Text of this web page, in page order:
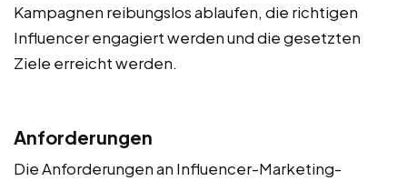
Kampagnen reibungslos ablaufen, die richtigen
Influencer engagiert werden und die gesetzten
Ziele erreicht werden.
Anforderungen
Die Anforderungen an Influencer-Marketing-